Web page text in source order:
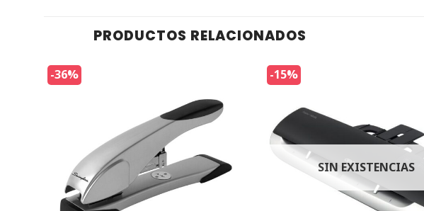
PRODUCTOS RELACIONADOS
-36% -15%
SIN EXISTENCIAS